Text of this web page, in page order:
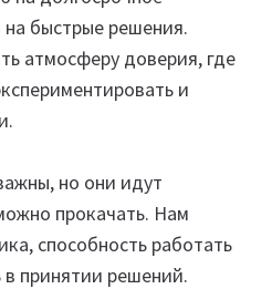
на быстрые решения.
атмосферу доверия, где
и
но они идут
прокачать. Нам
способность работать
принятии решений.